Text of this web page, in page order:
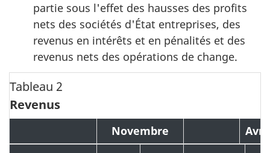
partie sous l'effet des hausses des profits
nets des sociétés d'État entreprises, des
revenus en intérêts et en pénalités et des
revenus nets des opérations de change.
Tableau 2
Revenus
Novembre